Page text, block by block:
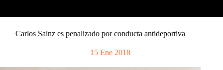
Carlos Sainz es penalizado por conducta antideportiva
15 Ene 2018